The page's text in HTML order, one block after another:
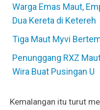
Warga Emas Maut,
Dua Kereta di Ketereh
Tiga Maut Myvi
Penunggang RXZ
Wira Buat Pusingan U
Kemalangan itu turut